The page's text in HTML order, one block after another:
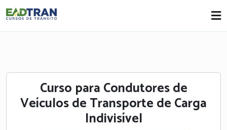
Eadtran
-
Curso para Condutores de
Veículos de Transporte de Carga
Indivisível